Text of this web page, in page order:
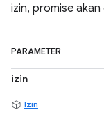
izin, promise akan
PARAMETER
izin
Izin